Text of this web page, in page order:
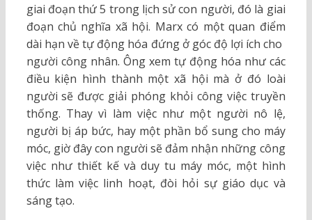
giai đoạn thứ 5 trong lịch sử con người, đó là giai
đoạn chủ nghĩa xã hội. Marx có một quan điểm
dài hạn về tự động hóa đứng ở góc độ lợi ích cho
người công nhân. Ông xem tự động hóa như các
điều kiện hình thành một xã hội mà ở đó loài
người sẽ được giải phóng khỏi công việc truyền
thống. Thay vì làm việc như một người nô lệ,
người bị áp bức, hay một phần bổ sung cho máy
móc, giờ đây con người sẽ đảm nhận những công
việc như thiết kế và duy tu máy móc, một hình
thức làm việc linh hoạt, đòi hỏi sự giáo dục và
sáng tạo.